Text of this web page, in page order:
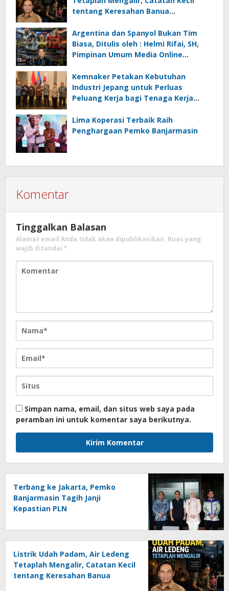
tentang Keresahan Banua
Ancaman Lingkungan, Oleh : Helmi
Rifai, SH
Argentina dan Spanyol Bukan Tim
Biasa, Ditulis oleh : Helmi Rifai, SH,
Pimpinan Umum Media Online
Kemnaker Petakan Kebutuhan
Industri Jepang untuk Perluas
Peluang Kerja bagi Tenaga Kerja
Lima Koperasi Terbaik Raih
Penghargaan Pemko Banjarmasin
Komentar
Tinggalkan Balasan
Alamat email Anda tidak akan dipublikasikan. Ruas yang
wajib ditandai *
Simpan nama, email, dan situs web saya pada
peramban ini untuk komentar saya berikutnya.
Terbang ke Jakarta, Pemko
Banjarmasin Tagih Janji
Kepastian PLN
Listrik Udah Padam, Air Ledeng
Tetaplah Mengalir, Catatan Kecil
tentang Keresahan Banua